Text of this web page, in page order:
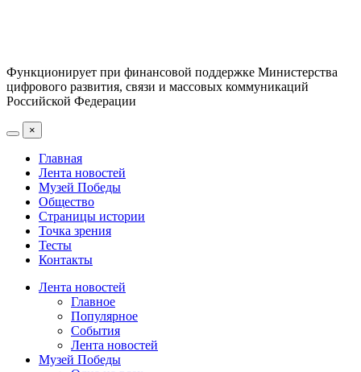
Функционирует при финансовой поддержке Министерства
цифрового развития, связи и массовых коммуникаций
Российской Федерации
×
Главная
Лента новостей
Музей Победы
Общество
Страницы истории
Точка зрения
Тесты
Контакты
Лента новостей
Главное
Популярное
События
Лента новостей
Музей Победы